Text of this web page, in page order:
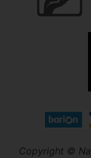
Copyright ©